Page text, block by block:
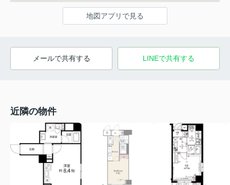
地図アプリで見る
メールで共有する LINEで共有する
近隣の物件